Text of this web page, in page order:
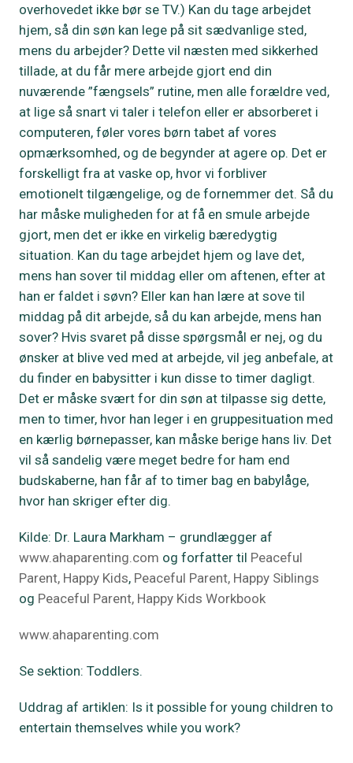
overhovedet ikke bør se TV.) Kan du tage arbejdet
hjem, så din søn kan lege på sit sædvanlige sted,
mens du arbejder? Dette vil næsten med sikkerhed
tillade, at du får mere arbejde gjort end din
nuværende ”fængsels” rutine, men alle forældre ved,
at lige så snart vi taler i telefon eller er absorberet i
computeren, føler vores børn tabet af vores
opmærksomhed, og de begynder at agere op. Det er
forskelligt fra at vaske op, hvor vi forbliver
emotionelt tilgængelige, og de fornemmer det. Så du
har måske muligheden for at få en smule arbejde
gjort, men det er ikke en virkelig bæredygtig
situation. Kan du tage arbejdet hjem og lave det,
mens han sover til middag eller om aftenen, efter at
han er faldet i søvn? Eller kan han lære at sove til
middag på dit arbejde, så du kan arbejde, mens han
sover? Hvis svaret på disse spørgsmål er nej, og du
ønsker at blive ved med at arbejde, vil jeg anbefale, at
du finder en babysitter i kun disse to timer dagligt.
Det er måske svært for din søn at tilpasse sig dette,
men to timer, hvor han leger i en gruppesituation med
en kærlig børnepasser, kan måske berige hans liv. Det
vil så sandelig være meget bedre for ham end
budskaberne, han får af to timer bag en babylåge,
hvor han skriger efter dig.
Kilde: Dr. Laura Markham – grundlægger af
www.ahaparenting.com og forfatter til Peaceful
Parent, Happy Kids, Peaceful Parent, Happy Siblings
og Peaceful Parent, Happy Kids Workbook
www.ahaparenting.com
Se sektion: Toddlers.
Uddrag af artiklen: Is it possible for young children to
entertain themselves while you work?